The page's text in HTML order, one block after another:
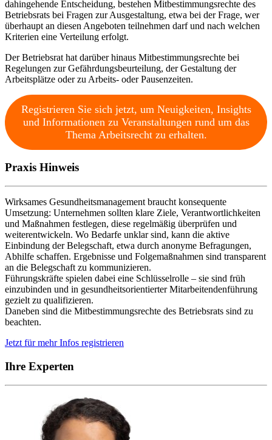
dahingehende Entscheidung, bestehen Mitbestimmungsrechte des
Betriebsrats bei Fragen zur Ausgestaltung, etwa bei der Frage, wer
überhaupt an diesen Angeboten teilnehmen darf und nach welchen
Kriterien eine Verteilung erfolgt.
Der Betriebsrat hat darüber hinaus Mitbestimmungsrechte bei
Regelungen zur Gefährdungsbeurteilung, der Gestaltung der
Arbeitsplätze oder zu Arbeits- oder Pausenzeiten.
Registrieren Sie sich jetzt, um Neuigkeiten, Insights
und Informationen zu Veranstaltungen rund um das
Thema Arbeitsrecht zu erhalten.
Praxis Hinweis
Wirksames Gesundheitsmanagement braucht konsequente
Umsetzung: Unternehmen sollten klare Ziele, Verantwortlichkeiten
und Maßnahmen festlegen, diese regelmäßig überprüfen und
weiterentwickeln. Wo Bedarfe unklar sind, kann die aktive
Einbindung der Belegschaft, etwa durch anonyme Befragungen,
Abhilfe schaffen. Ergebnisse und Folgemaßnahmen sind transparent
an die Belegschaft zu kommunizieren.
Führungskräfte spielen dabei eine Schlüsselrolle – sie sind früh
einzubinden und in gesundheitsorientierter Mitarbeitendenführung
gezielt zu qualifizieren.
Daneben sind die Mitbestimmungsrechte des Betriebsrats sind zu
beachten.
Jetzt für mehr Infos registrieren
Ihre Experten